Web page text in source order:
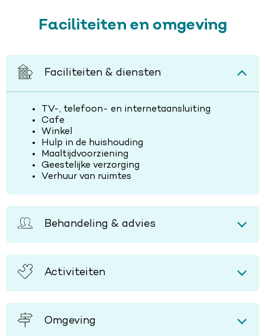
Faciliteiten en omgeving
Faciliteiten & diensten
TV-, telefoon- en internetaansluiting
Cafe
Winkel
Hulp in de huishouding
Maaltijdvoorziening
Geestelijke verzorging
Verhuur van ruimtes
Behandeling & advies
Activiteiten
Omgeving